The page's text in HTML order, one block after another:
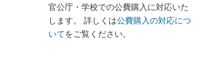
官公庁・学校での公費購入に対応いた
します。 詳しくは公費購入の対応につ
いてをご覧ください。